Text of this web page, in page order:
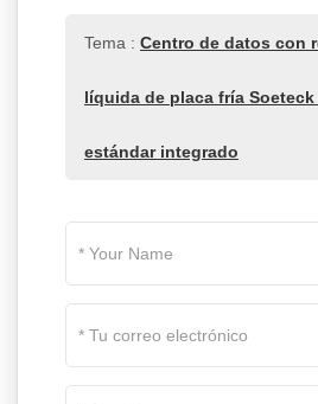
Tema : Centro de datos con
líquida de placa fría
estándar integrado